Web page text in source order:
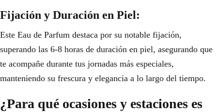
Fijación y Duración en Piel:
Este Eau de Parfum destaca por su notable fijación,
superando las 6-8 horas de duración en piel, asegurando que
te acompañe durante tus jornadas más especiales,
manteniendo su frescura y elegancia a lo largo del tiempo.
¿Para qué ocasiones y estaciones es